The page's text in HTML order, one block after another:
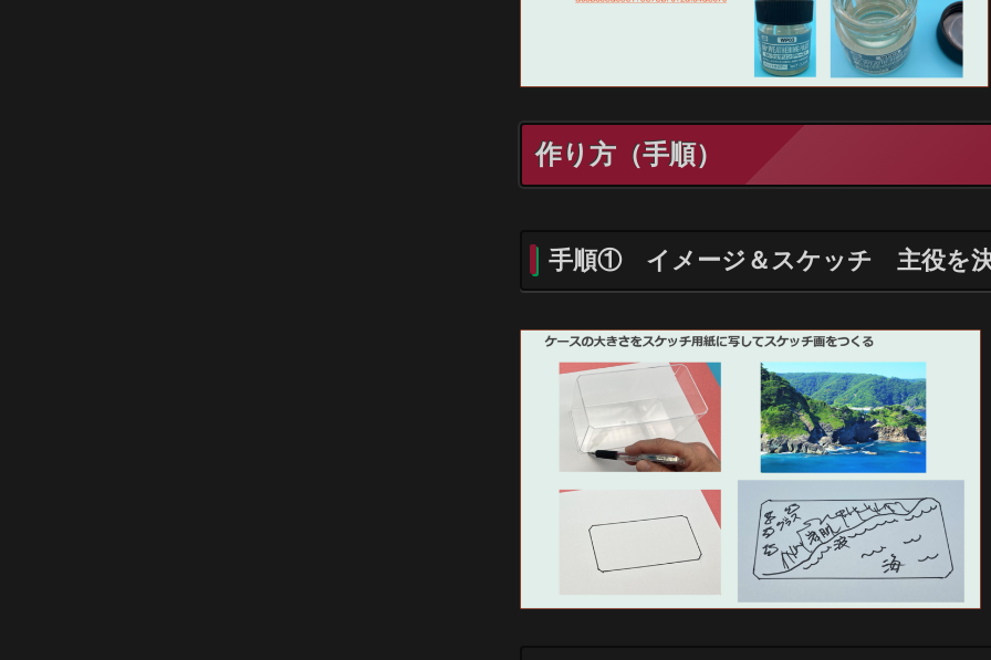
作り方（手順）
手順① イメージ＆スケッチ 主役